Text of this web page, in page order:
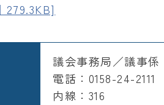
279.3KB]
議会事務局／議事係
電話：0158-24-2111
内線：316